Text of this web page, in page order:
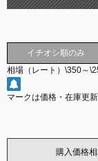
イチオシ順のみ
相場（レート） \350～
マークは価格・在庫更
購入価格